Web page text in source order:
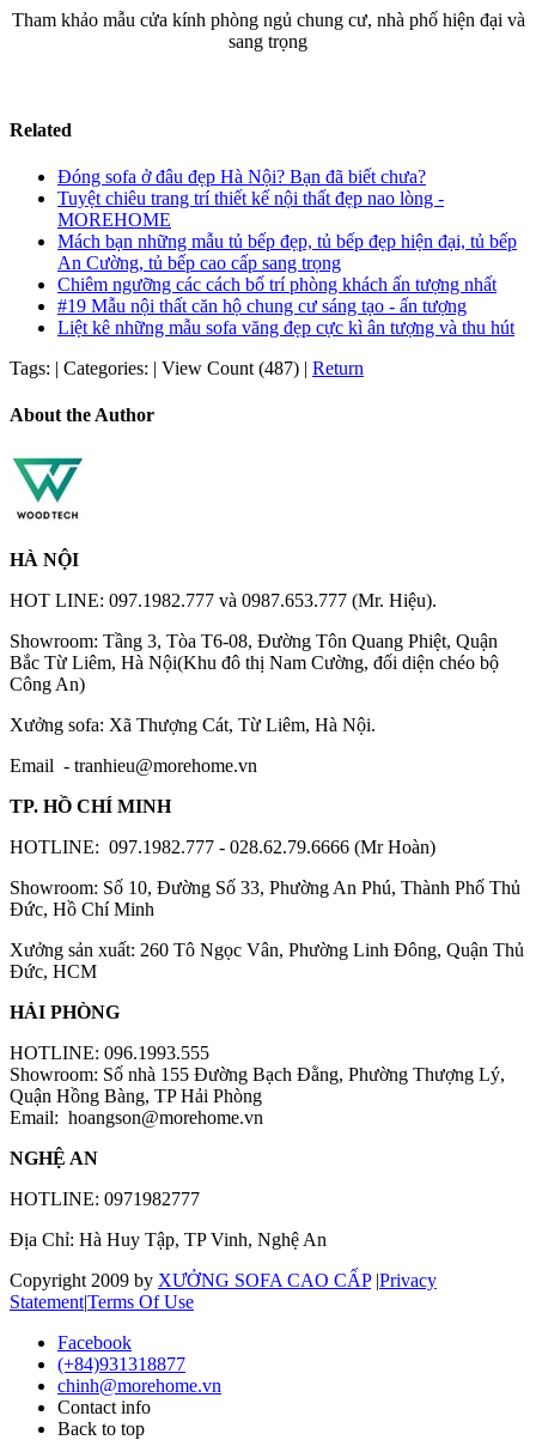
Tham khảo mẫu cửa kính phòng ngủ chung cư, nhà phố hiện đại và
sang trọng
Related
Đóng sofa ở đâu đẹp Hà Nội? Bạn đã biết chưa?
Tuyệt chiêu trang trí thiết kế nội thất đẹp nao lòng -
MOREHOME
Mách bạn những mẫu tủ bếp đẹp, tủ bếp đẹp hiện đại, tủ bếp
An Cường, tủ bếp cao cấp sang trọng
Chiêm ngưỡng các cách bố trí phòng khách ấn tượng nhất
#19 Mẫu nội thất căn hộ chung cư sáng tạo - ấn tượng
Liệt kê những mẫu sofa văng đẹp cực kì ân tượng và thu hút
Tags: | Categories: | View Count (487) | Return
About the Author
HÀ NỘI
HOT LINE: 097.1982.777 và 0987.653.777 (Mr. Hiệu).
Showroom: Tầng 3, Tòa T6-08, Đường Tôn Quang Phiệt, Quận
Bắc Từ Liêm, Hà Nội(Khu đô thị Nam Cường, đối diện chéo bộ
Công An)
Xưởng sofa: Xã Thượng Cát, Từ Liêm, Hà Nội.
Email - tranhieu@morehome.vn
TP. HỒ CHÍ MINH
HOTLINE: 097.1982.777 - 028.62.79.6666 (Mr Hoàn)
Showroom: Số 10, Đường Số 33, Phường An Phú, Thành Phố Thủ
Đức, Hồ Chí Minh
Xưởng sản xuất: 260 Tô Ngọc Vân, Phường Linh Đông, Quận Thủ
Đức, HCM
HẢI PHÒNG
HOTLINE: 096.1993.555
Showroom: Số nhà 155 Đường Bạch Đằng, Phường Thượng Lý,
Quận Hồng Bàng, TP Hải Phòng
Email: hoangson@morehome.vn
NGHỆ AN
HOTLINE: 0971982777
Địa Chỉ: Hà Huy Tập, TP Vinh, Nghệ An
Copyright 2009 by XƯỞNG SOFA CAO CẤP |Privacy
Statement|Terms Of Use
Facebook
(+84)931318877
chinh@morehome.vn
Contact info
Back to top